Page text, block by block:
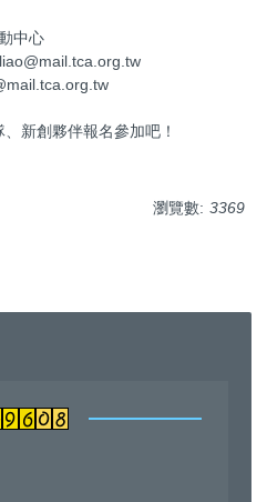
中心
新創夥伴報名參加吧！
瀏覽數: 3369